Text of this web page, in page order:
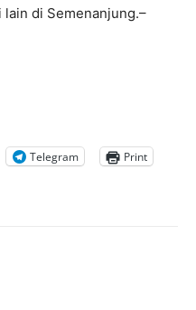
lain di Semenanjung.–
Telegram Print